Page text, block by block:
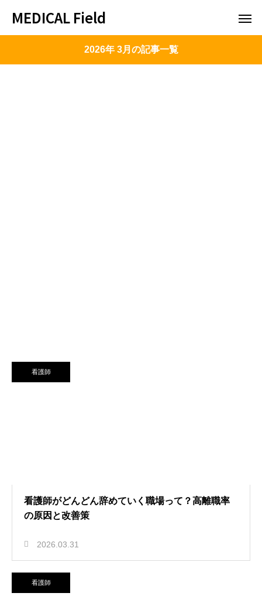
MEDICAL Field
2026年 3月の記事一覧
看護師
看護師がどんどん辞めていく職場って？高離職率
の原因と改善策
2026.03.31
看護師